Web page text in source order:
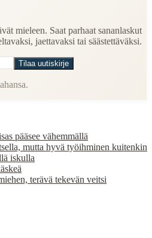
mieleen. Saat parhaat sananlaskut
jaettavaksi tai säästettäväksi.
Tilaa uutiskirje
pääsee vähemmällä
mutta hyvä työihminen kuitenkin
iskulla
terävä tekevän veitsi